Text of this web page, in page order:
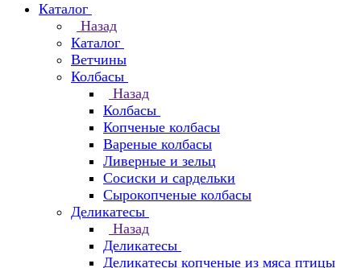
Каталог
Назад
Каталог
Ветчины
Колбасы
Назад
Колбасы
Копченые колбасы
Вареные колбасы
Ливерные и зельц
Сосиски и сардельки
Сырокопченые колбасы
Деликатесы
Назад
Деликатесы
Деликатесы копченые из мяса птицы